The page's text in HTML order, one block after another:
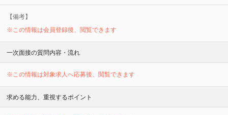
【備考】
※この情報は会員登録後、閲覧できます
一次面接の質問内容・流れ
※この情報は対象求人へ応募後、閲覧できます
求める能力、重視するポイント